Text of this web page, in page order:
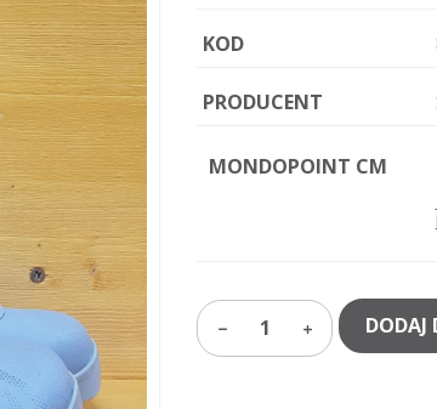
KOD
PRODUCENT
MONDOPOINT CM
1 DODAJ